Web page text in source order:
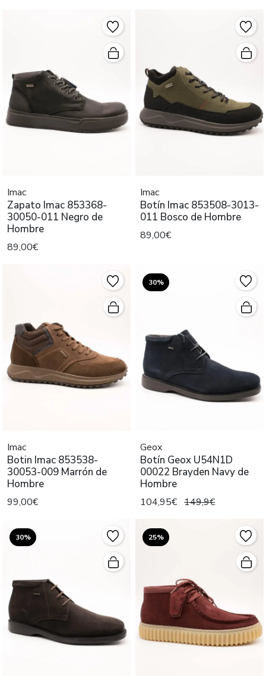
Imac
Zapato Imac 853368-
30050-011 Negro de
Hombre
89,00€
Imac
Botín Imac 853508-3013-
011 Bosco de Hombre
89,00€
Imac
Botin Imac 853538-
30053-009 Marrón de
Hombre
99,00€
30%
Geox
Botín Geox U54N1D
00022 Brayden Navy de
Hombre
104,95€ 149,9€
30% 25%